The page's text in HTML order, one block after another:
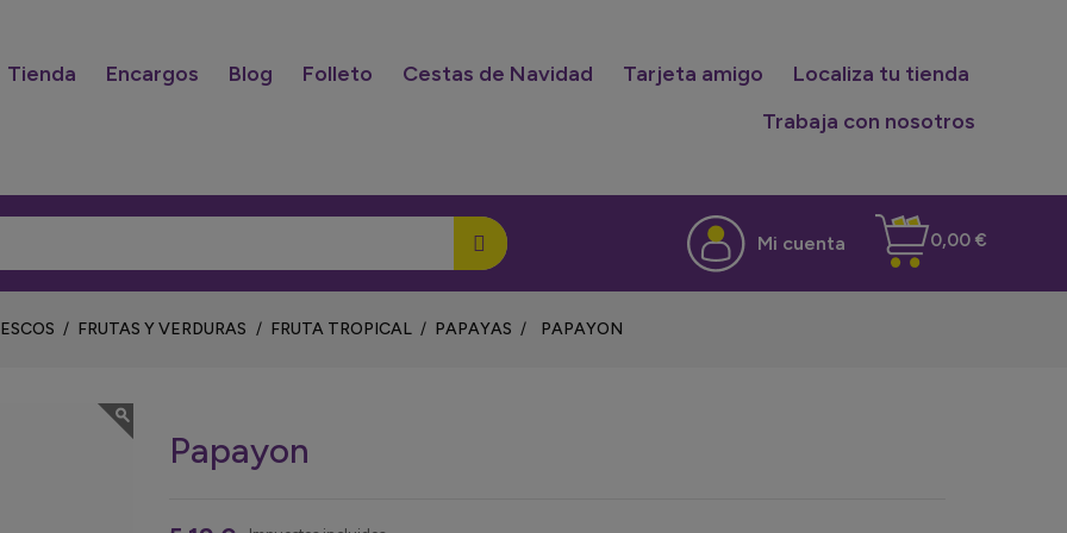
Tienda Encargos Blog Folleto Cestas de Navidad Tarjeta amigo
Localiza tu tienda
Trabaja con nosotros
Mi cuenta 0,00 €
FRUTAS Y VERDURAS FRUTA TROPICAL PAPAYAS PAPAYON
Papayon